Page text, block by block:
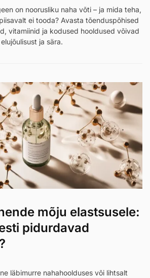
on noorusliku naha võti – ja mida teha,
ei tooda? Avasta tõenduspõhised
vitamiinid ja kodused hooldused võivad
ja sära.
mõju elastsusele:
pidurdavad
läbimurre nahahoolduses või lihtsalt